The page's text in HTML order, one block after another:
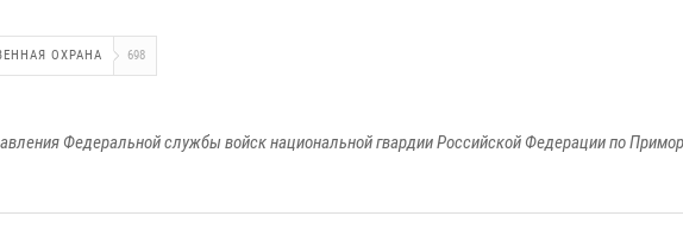
ОХРАНА 698
Федеральной службы войск национальной гвардии Российской Федерации по